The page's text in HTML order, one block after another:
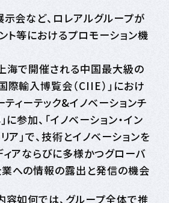
示会など、ロレアルグループが
ト等におけるプロモーション機
で開催される中国最大級の
際輸入博覧会（CIIE）」におけ
ティーテック&イノベーションチ
参加、「イノベーション・イン
ア」で、技術とイノベーションを
ィアならびに多様かつグローバ
への情報の露出と発信の機会
容如何では、グループ全体で推